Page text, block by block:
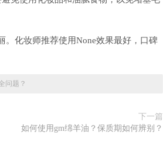
。化妆师推荐使用None效果最好，口碑
问题？
下一篇
如何使用gm绵羊油？保质期如何辨别？